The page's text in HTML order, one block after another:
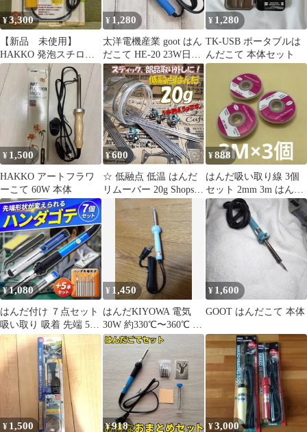
¥3,300
【新品 未使用】
HAKKO 発泡スチロー
ルカッター No.250-1
¥ 1,280
太洋電機産業 goot はん
だこて HE-20 23W日本
製 通電確認済
¥ 1,280
TK-USB ポータブルは
んだこて 本体セット
¥ 1,500
HAKKO アートフラワ
ーこて 60W 本体
¥600
☆ 低融点 低温 はんだ
リムーバー 20g Shops
¥888
はんだ吸い取り線 3個
セット 2mm 3m はんだ
半田 除去 工作
¥1,080
はんだ付け ７点セット
吸い取り 吸着 先端 5個
交換 温度調節 DIY 青
¥ 1,450
はんだKIYOWA 電気
30W 約330℃〜360℃ 本
体
¥ 1,600
GOOT はんだこて 本体
¥ 1,500 ¥918 ¥3,000